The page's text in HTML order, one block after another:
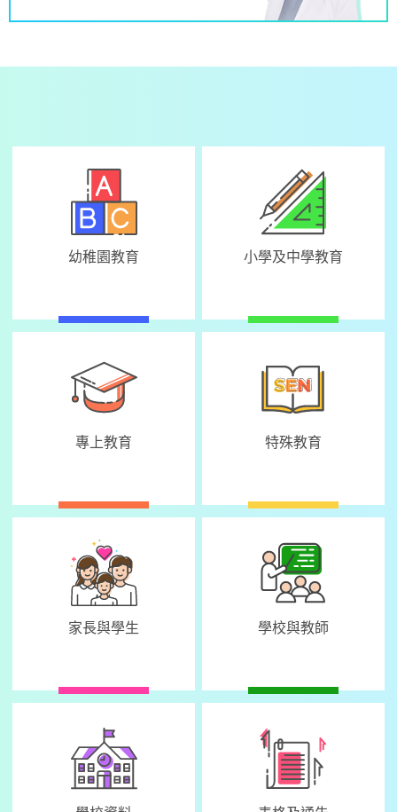
幼稚園教育 小學及中學教育
專上教育 特殊教育
家長與學生 學校與教師